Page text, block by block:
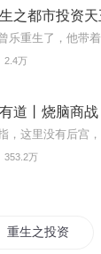
2.4万
353.2万
重生之投资风暴